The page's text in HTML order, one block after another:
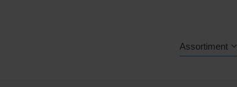
Assortiment